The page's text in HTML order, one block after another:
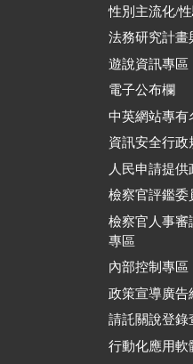
性別主流化/
法務研究計畫
遊說資訊專區
電子公布欄
中英網站專有
資訊安全行政
人民申請提
檢察官評鑑委
檢察官人事審
專區
內部控制專區
政策宣導廣告
請託關說登錄
行動化應用軟